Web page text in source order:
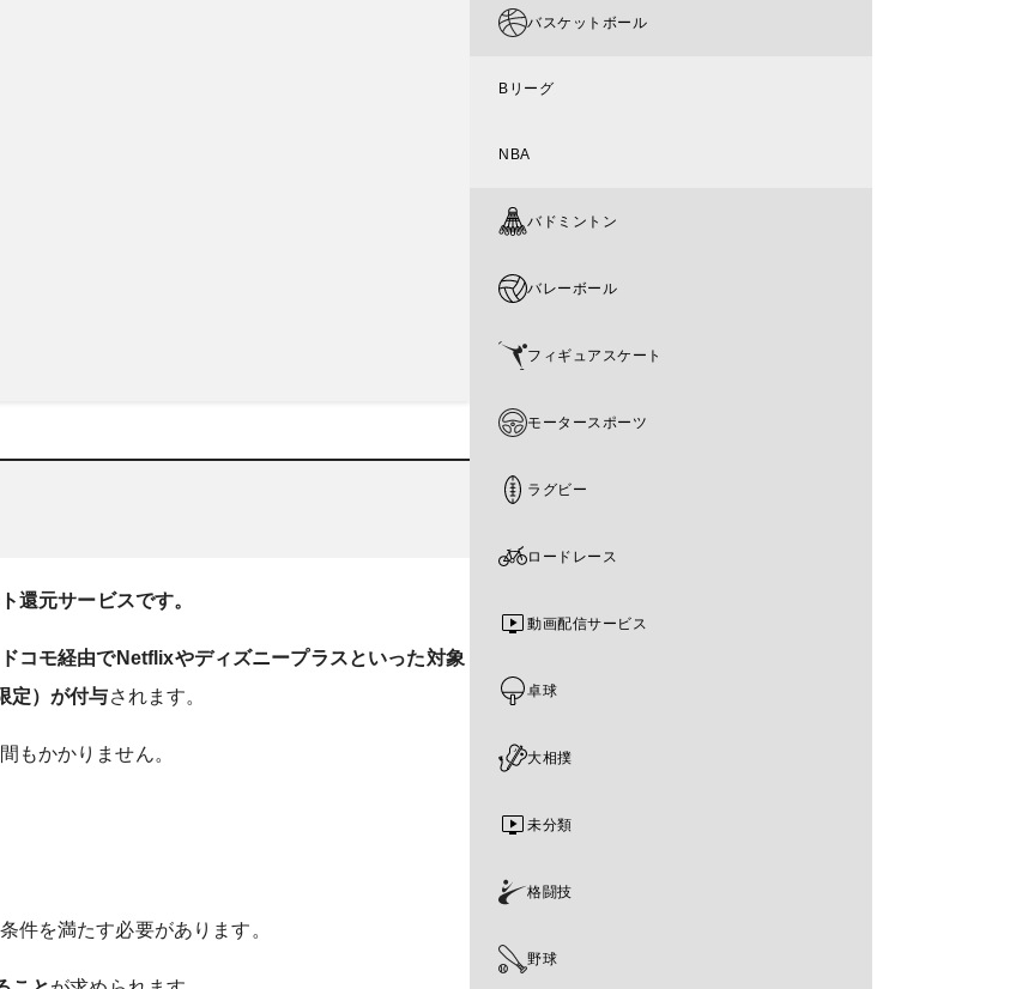
還元サービスです。
ドコモ経由でNetflixやディズニープラスといった対象
定）が付与されます。
もかかりません。
件を満たす必要があります。
バスケットボール
Bリーグ
NBA
バドミントン
バレーボール
フィギュアスケート
モータースポーツ
ラグビー
ロードレース
動画配信サービス
卓球
大相撲
未分類
格闘技
野球